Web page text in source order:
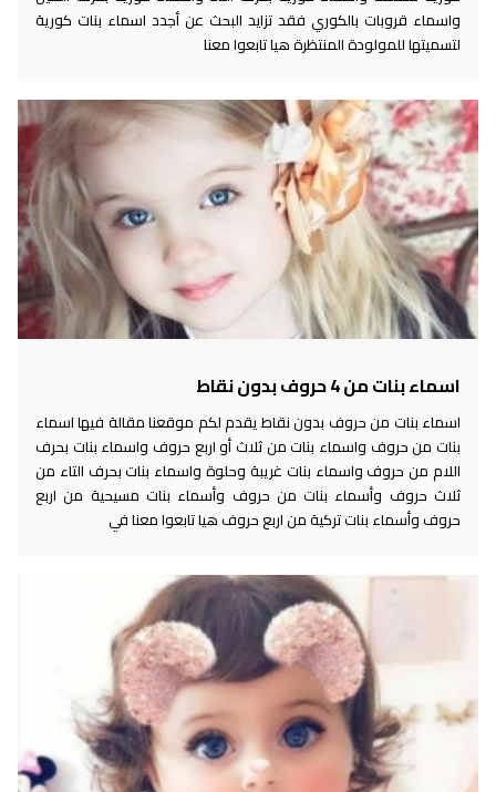
واسماء قروبات بالكوري فقد تزايد البحث عن أجدد اسماء بنات كورية
لتسميتها للمولودة المنتظرة هيا تابعوا معنا
اسماء بنات من 4 حروف بدون نقاط
اسماء بنات من حروف بدون نقاط يقدم لكم موقعنا مقالة فيها اسماء
بنات من حروف واسماء بنات من ثلاث أو اربع حروف واسماء بنات بحرف
اللام من حروف واسماء بنات غريبة وحلوة واسماء بنات بحرف التاء من
ثلاث حروف وأسماء بنات من حروف وأسماء بنات مسيحية من اربع
حروف وأسماء بنات تركية من اربع حروف هيا تابعوا معنا في